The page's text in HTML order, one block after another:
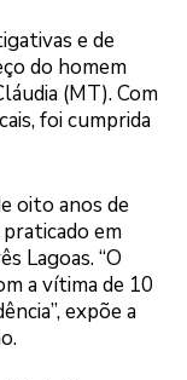
e de
do homem
(MT). Com
foi cumprida
oito anos de
em
Lagoas. “O
a vítima de 10
expõe a